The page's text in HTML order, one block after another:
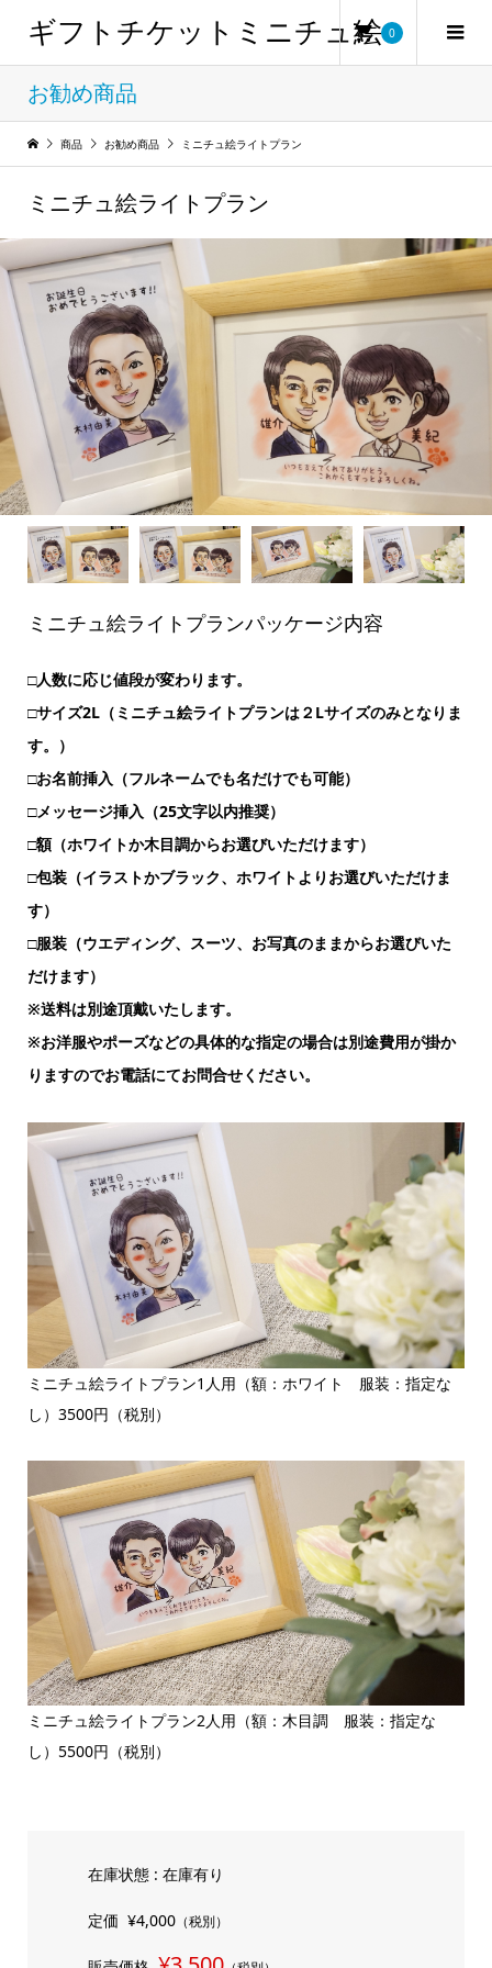
ギフトチケットミニチュ絵 0
お勧め商品
商品 お勧め商品 ミニチュ絵ライトプラン
ミニチュ絵ライトプラン
ミニチュ絵ライトプランパッケージ内容
□人数に応じ値段が変わります。
□サイズ2L（ミニチュ絵ライトプランは２Lサイズのみとなりま
す。）
□お名前挿入（フルネームでも名だけでも可能）
□メッセージ挿入（25文字以内推奨）
□額（ホワイトか木目調からお選びいただけます）
□包装（イラストかブラック、ホワイトよりお選びいただけま
す）
□服装（ウエディング、スーツ、お写真のままからお選びいた
だけます）
※送料は別途頂戴いたします。
※お洋服やポーズなどの具体的な指定の場合は別途費用が掛か
りますのでお電話にてお問合せください。
ミニチュ絵ライトプラン1人用（額：ホワイト 服装：指定な
し）3500円（税別）
ミニチュ絵ライトプラン2人用（額：木目調 服装：指定な
し）5500円（税別）
在庫状態 : 在庫有り
定価 ¥4,000（税別）